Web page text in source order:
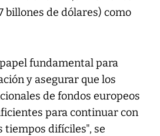
billones de dólares) como
fundamental para
y asegurar que los
de fondos europeos
para continuar con
tiempos difíciles", se